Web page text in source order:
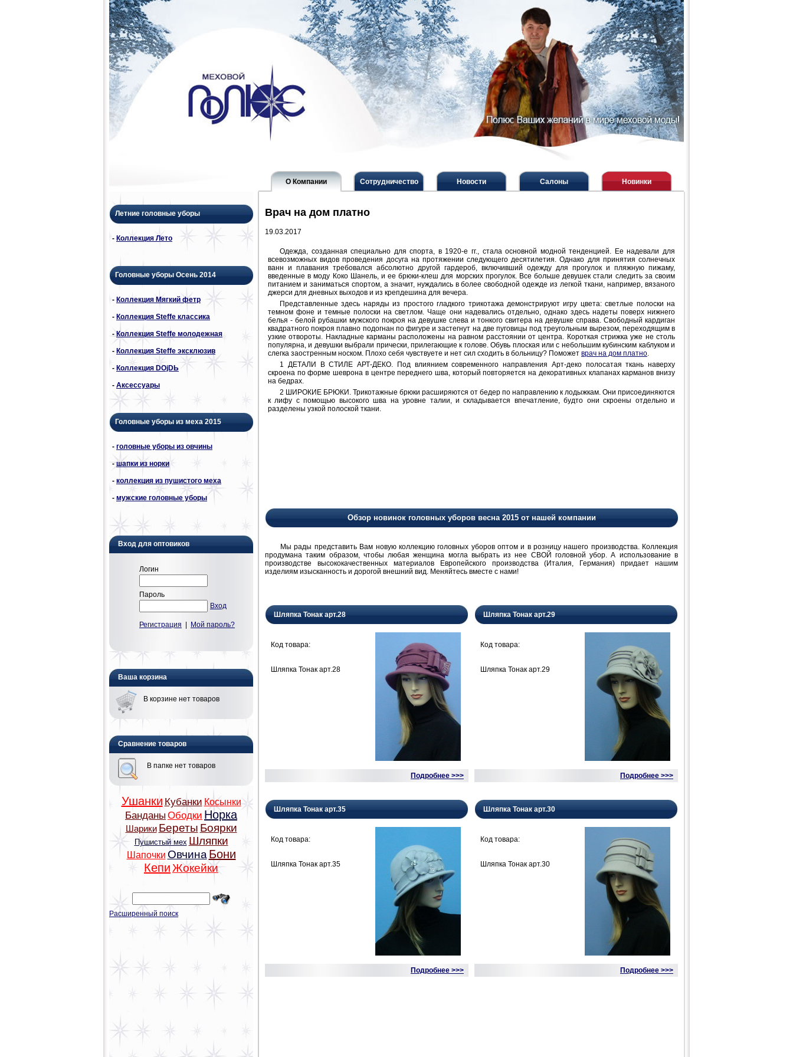
О Компании Сотрудничество Новости Салоны Новинки
Летние головные уборы
- Коллекция Лето
Головные уборы Осень 2014
- Коллекция Мягкий фетр
- Коллекция Steffe классика
-Коллекция Steffe молодежная
- Коллекция Steffe эксклюзив
- Коллекция DОjDЬ
- Аксессуары
Головные уборы из меха 2015
- головные уборы из овчины
-шапки из норки
- коллекция из пушистого меха
- мужские головные уборы
Вход для оптовиков
Логин
Пароль
Вход
Регистрация Мой пароль?
Ваша корзина
В корзине нет товаров
Сравнение товаров
В папке нет товаров
Ушанки Кубанки Косынки
Банданы Ободки Норка
Шарики Береты Боярки
Пушистый мех Шляпки
Шапочки Овчина Бони
Кепи Жокейки
Расширенный поиск
Врач на дом платно
19.03.2017
Одежда, созданная специально для спорта, в 1920-е гг., стала основной модной тенденцией. Ее надевали для
всевозможных видов проведения досуга на протяжении следующего десятилетия. Однако для принятия солнечных
ванн и плавания требовался абсолютно другой гардероб, включивший одежду для прогулок и пляжную пижаму,
введенные в моду Коко Шанель, и ее брюки-клеш для морских прогулок. Все больше девушек стали следить за своим
питанием и заниматься спортом, а значит, нуждались в более свободной одежде из легкой ткани, например, вязаного
джерси для дневных выходов и из крепдешина для вечера.
Представленные здесь наряды из простого гладкого трикотажа демонстрируют игру цвета: светлые полоски на
темном фоне и темные полоски на светлом. Чаще они надевались отдельно, однако здесь надеты поверх нижнего
белья - белой рубашки мужского покроя на девушке слева и тонкого свитера на девушке справа. Свободный кардиган
квадратного покроя плавно подогнан по фигуре и застегнут на две пуговицы под треугольным вырезом, переходящим в
узкие отвороты. Накладные карманы расположены на равном расстоянии от центра. Короткая стрижка уже не столь
популярна, и девушки выбрали прически, прилегающие к голове. Обувь плоская или с небольшим кубинским каблуком и
слегка заостренным носком. Плохо себя чувствуете и нет сил сходить в больницу? Поможет врач на дом платно.
1 ДЕТАЛИ В СТИЛЕ АРТ-ДЕКО. Под влиянием современного направления Арт-деко полосатая ткань наверху
скроена по форме шеврона в центре переднего шва, который повторяется на декоративных клапанах карманов внизу
на бедрах.
2 ШИРОКИЕ БРЮКИ. Трикотажные брюки расширяются от бедер по направлению к лодыжкам. Они присоединяются
к лифу с помощью высокого шва на уровне талии, и складывается впечатление, будто они скроены отдельно и
разделены узкой полоской ткани.
Обзор новинок головных уборов весна 2015 от нашей компании
Мы рады представить Вам новую коллекцию головных уборов оптом и в розницу нашего производства. Коллекция
продумана таким образом, чтобы любая женщина могла выбрать из нее СВОЙ головной убор. А использование в
производстве высококачественных материалов Европейского производства (Италия, Германия) придает нашим
изделиям изысканность и дорогой внешний вид. Меняйтесь вместе с нами!
Шляпка Тонак арт.28
Код товара:
Шляпка Тонак арт.28
Подробнее >>>
Шляпка Тонак арт.29
Код товара:
Шляпка Тонак арт.29
Подробнее >>>
Шляпка Тонак арт.35
Код товара:
Шляпка Тонак арт.35
Подробнее >>>
Шляпка Тонак арт.30
Код товара:
Шляпка Тонак арт.30
Подробнее >>>